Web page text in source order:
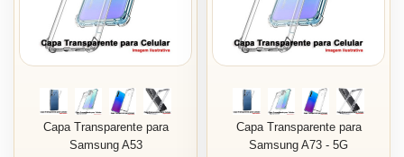
Capa Transparente para
Samsung A53
Capa Transparente para
Samsung A73 - 5G